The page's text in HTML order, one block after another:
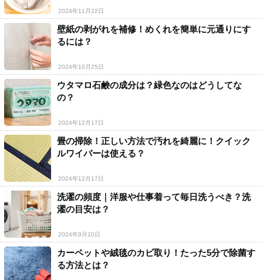
2024年11月22日
壁紙の剥がれを補修！めくれを簡単に元通りにす
るには？
2024年10月25日
ウタマロ石鹸の成分は？緑色なのはどうしてな
の？
2024年12月17日
畳の掃除！正しい方法で汚れを綺麗に！クイック
ルワイパーは使える？
2024年12月17日
洗濯の頻度｜洋服や仕事着って毎日洗うべき？洗
濯の目安は？
2024年9月20日
カーペットや絨毯のカビ取り！たった5分で除菌す
る方法とは？